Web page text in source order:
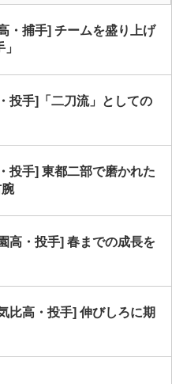
・捕手] チームを盛り上げ
投手]「二刀流」としての
投手] 東都二部で磨かれた
高・投手] 春までの成長を
比高・投手] 伸びしろに期